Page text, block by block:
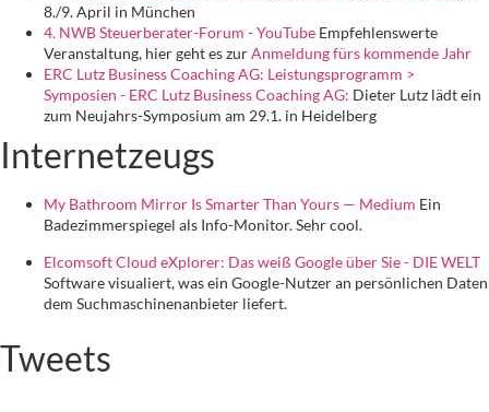
8./9. April in München
4. NWB Steuerberater-Forum - YouTube Empfehlenswerte
Veranstaltung, hier geht es zurAnmeldung fürs kommende Jahr
ERC Lutz Business Coaching AG: Leistungsprogramm >
Symposien - ERC Lutz Business Coaching AG: Dieter Lutz lädt ein
zum Neujahrs-Symposium am 29.1. in Heidelberg
Internetzeugs
My Bathroom Mirror Is Smarter Than Yours — Medium Ein
Badezimmerspiegel als Info-Monitor. Sehr cool.
Elcomsoft Cloud eXplorer: Das weiß Google über Sie - DIE WELT
Software visualiert, was ein Google-Nutzer an persönlichen Daten
dem Suchmaschinenanbieter liefert.
Tweets